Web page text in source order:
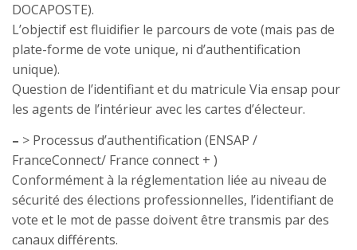
DOCAPOSTE).
L’objectif est fluidifier le parcours de vote (mais pas de
plate-forme de vote unique, ni d’authentification
unique).
Question de l’identifiant et du matricule Via ensap pour
les agents de l’intérieur avec les cartes d’électeur.
– > Processus d’authentification (ENSAP /
FranceConnect/ France connect + )
Conformément à la réglementation liée au niveau de
sécurité des élections professionnelles, l’identifiant de
vote et le mot de passe doivent être transmis par des
canaux différents.